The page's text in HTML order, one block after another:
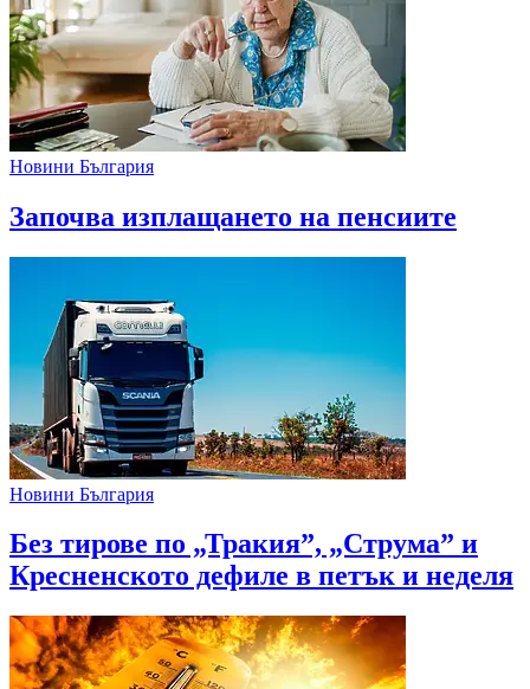
Новини България
Започва изплащането на пенсиите
Новини България
Без тирове по „Тракия”, „Струма” и
Кресненското дефиле в петък и неделя